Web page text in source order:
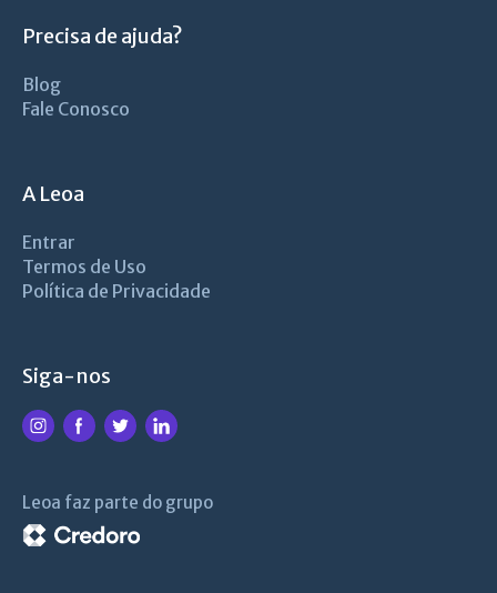
Precisa de ajuda?
Blog
Fale Conosco
A Leoa
Entrar
Termos de Uso
Política de Privacidade
Siga-nos
Leoa faz parte do grupo